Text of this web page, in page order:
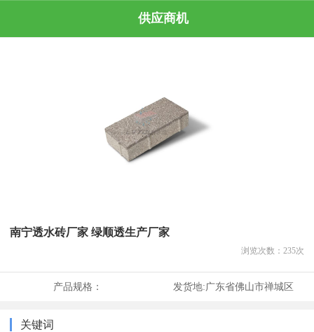
供应商机
南宁透水砖厂家 绿顺透生产厂家
浏览次数： 235次
产品规格： 发货地:广东省佛山市禅城区
关键词